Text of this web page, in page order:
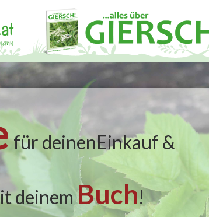
für deinenEinkauf &
deinemBuch!